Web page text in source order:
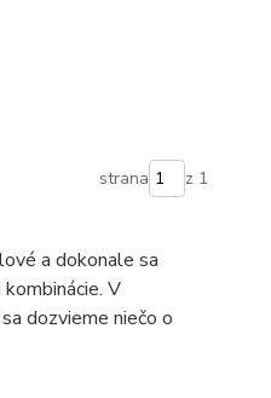
strana z 1
a dokonale sa
V
dozvieme niečo o